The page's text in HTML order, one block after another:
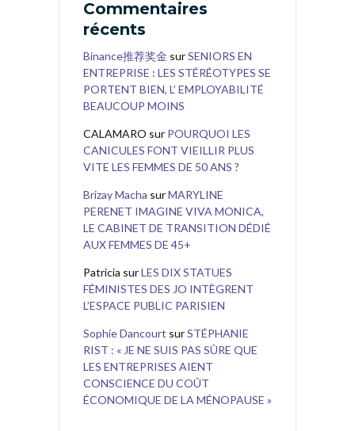
Commentaires
récents
Binance推荐奖金 surSENIORS EN
ENTREPRISE : LES STÉRÉOTYPES SE
PORTENT BIEN, L’ EMPLOYABILITÉ
BEAUCOUP MOINS
CALAMARO sur POURQUOI LES
CANICULES FONT VIEILLIR PLUS
VITE LES FEMMES DE 50 ANS ?
Brizay Macha surMARYLINE
PERENET IMAGINE VIVA MONICA,
LE CABINET DE TRANSITION DÉDIÉ
AUX FEMMES DE 45+
Patricia surLES DIX STATUES
FÉMINISTES DES JO INTÈGRENT
L’ESPACE PUBLIC PARISIEN
Sophie Dancourt surSTÉPHANIE
RIST : « JE NE SUIS PAS SÛRE QUE
LES ENTREPRISES AIENT
CONSCIENCE DU COÛT
ÉCONOMIQUE DE LA MÉNOPAUSE »